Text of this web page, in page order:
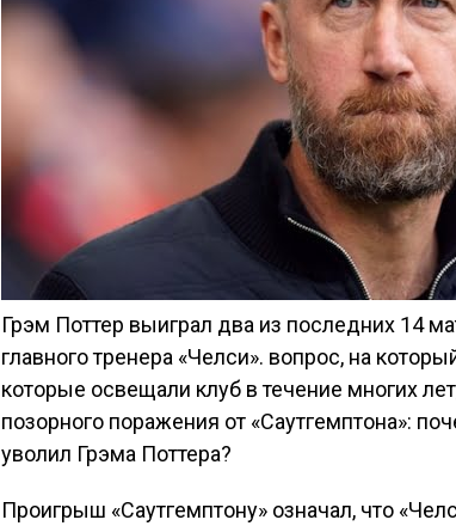
Грэм Поттер выиграл два из последних 14
главного тренера «Челси». вопрос, на
которые освещали клуб в течение многих
позорного поражения от «Саутгемптона»:
уволил Грэма Поттера?
Проигрыш «Саутгемптону» означал, что